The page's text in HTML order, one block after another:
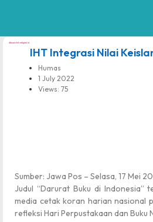
IHT Integrasi Nilai
Humas
1 July 2022
Views: 75
Sumber: Jawa Pos – Selasa, 17 Mei
Judul “Darurat Buku di Indonesia”
media cetak koran harian nasional
refleksi Hari Perpustakaan dan Buku
dibuat oleh rrdigital.id